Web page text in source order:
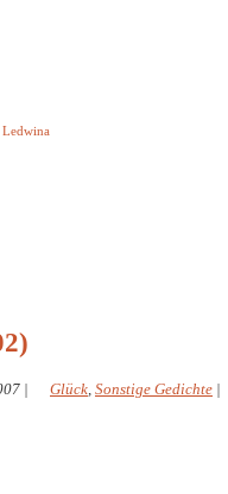
| Glück, Sonstige Gedichte |